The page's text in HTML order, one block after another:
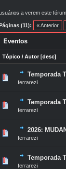
a verem este
(11): « Anterior
Eventos
Tópico/ Autor [desc]
Temporada
ferrarezi
totalidade
34
Temporada
ferrarezi
totalidade
34
2026:
ferrarezi
totalidade
34
Temporada
ferrarezi
totalidade
34